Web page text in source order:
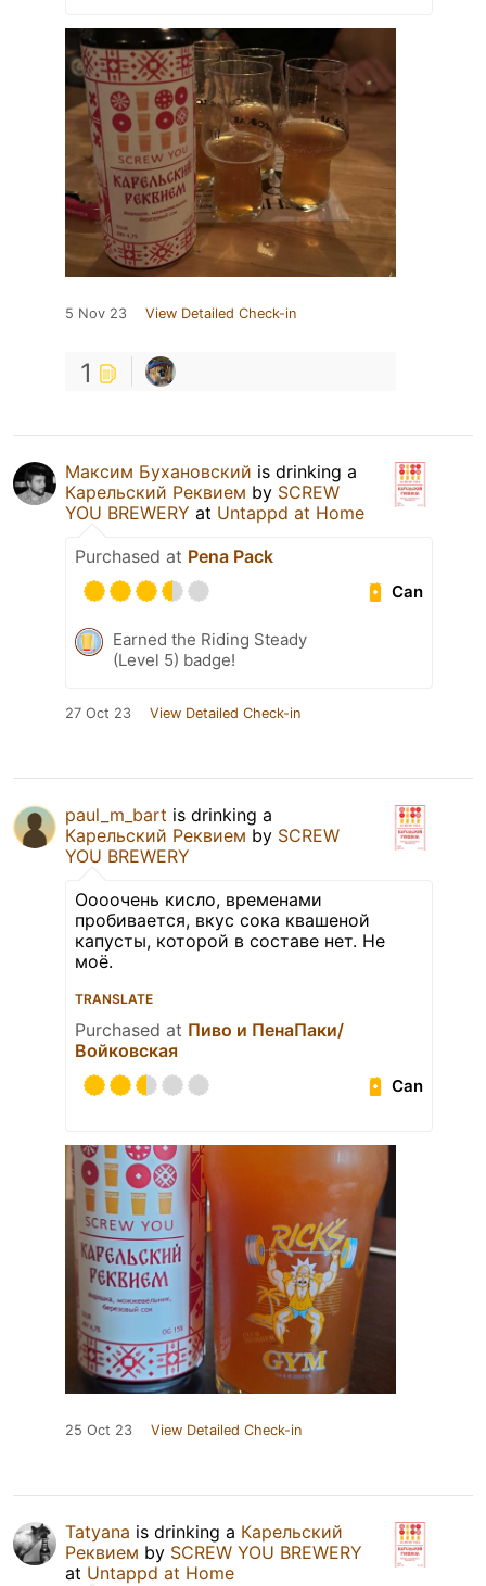
5 Nov 23 View Detailed Check-in
1
Максим Бухановский is drinking a
Карельский Реквием by SCREW
YOU BREWERY at Untappd at Home
Purchased at Pena Pack
Can
Earned the Riding Steady
(Level 5) badge!
27 Oct 23 View Detailed Check-in
paul_m_bart is drinking a
Карельский Реквием by SCREW
YOU BREWERY
Оооочень кисло, временами
пробивается, вкус сока квашеной
капусты, которой в составе нет. Не
моё.
TRANSLATE
Purchased at Пиво и ПенаПаки/
Войковская
Can
25 Oct 23 View Detailed Check-in
Tatyana is drinking a Карельский
Реквием by SCREW YOU BREWERY
at Untappd at Home